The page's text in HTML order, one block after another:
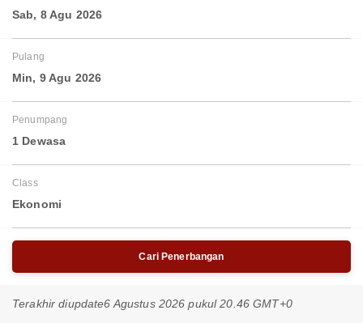
Sab, 8 Agu 2026
Pulang
Min, 9 Agu 2026
Penumpang
1 Dewasa
Class
Ekonomi
Cari Penerbangan
Terakhir diupdate6 Agustus 2026 pukul 20.46 GMT+0